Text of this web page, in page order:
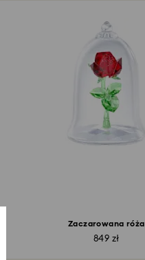
Zaczarowana róża
849 zł